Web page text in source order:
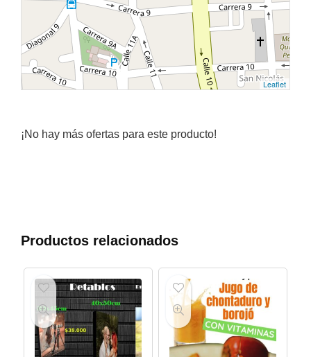
Leaflet
¡No hay más ofertas para este producto!
Productos relacionados